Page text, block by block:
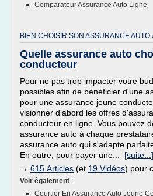
Comparateur Assurance Auto Ligne
BIEN CHOISIR SON ASSURANCE AUTO
Quelle assurance auto
conducteur
Pour ne pas trop impacter votre
possibles afin de bénéficier d'une
pour une assurance jeune
visionner d'abord les offres
conducteur en ligne. Vous pouvez
assurance auto à chaque
assurance auto qui s'adapte
En outre, pour payer une... [suite...]
→ 615 Articles (et 19 Vidéos) pour
Voir également :
Courtier En Assurance Auto Jeune